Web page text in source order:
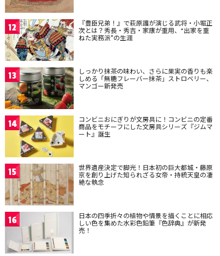
12 『豊臣兄弟！』で萩原護が演じる武将・小堀正
次とは？秀長・秀吉・家康が重用、“出家を重
ねた実務派”の生涯
13 しっかり抹茶の味わい、さらに果実の香りも楽
しめる「無糖フレーバー抹茶」ストロベリー、
マンゴー新発売
14 コンビニおにぎりが文房具に！コンビニの定番
商品をモチーフにした文房具シリーズ『ジムマ
ート』誕生
15 世界遺産決定で脚光！日本初の巨大都城・藤原
京を創り上げた知られざる女帝・持統天皇の凄
絶な執念
16 日本の四季折々の植物や情景を描くことに相応
しい色を集めた水彩色鉛筆『色辞典』が新発
売！